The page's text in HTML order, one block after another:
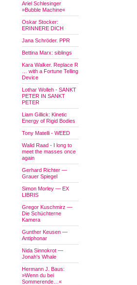
Ariel Schlesinger
»Bubble Machine«
Oskar Stocker:
ERINNERE DICH
Jana Schröder. PPR
Bettina Marx: siblings
Kara Walker. Replace R
… with a Fortune Telling
Device
Lothar Wolleh - SANKT
PETER IN SANKT
PETER
Liam Gillick: Kinetic
Energy of Rigid Bodies
Tony Matelli - WEED
Walid Raad - I long to
meet the masses once
again
Gerhard Richter —
Grauer Spiegel
Simon Morley — EX
LIBRIS
Gregor Kuschmirz —
Die Schüchterne
Kamera
Gunther Keusen —
Antiphonar
Nida Sinnokrot —
Jonah's Whale
Hermann J. Baus:
»Wenn du bei
Sommerende…«